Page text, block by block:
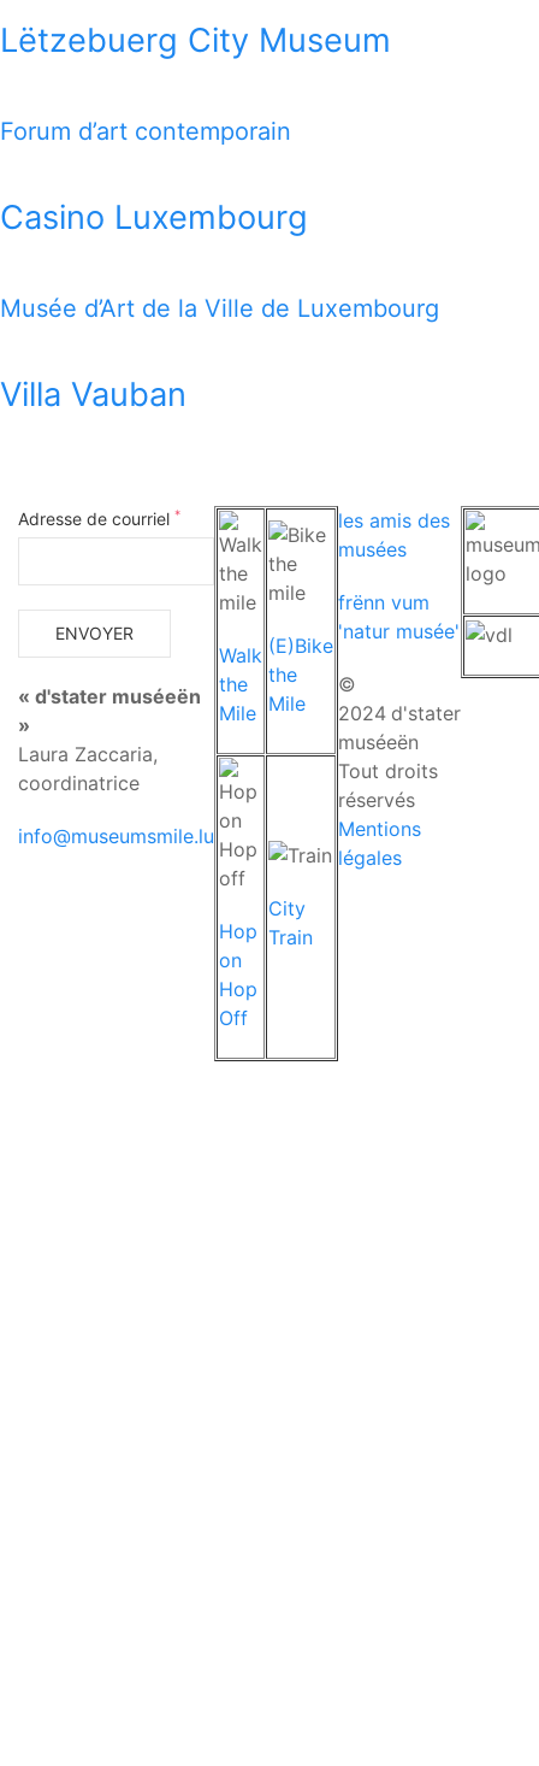
Lëtzebuerg City Museum
Forum d’art contemporain
Casino Luxembourg
Musée d’Art de la Ville de Luxembourg
Villa Vauban
Adresse de courriel *
« d'stater muséeën
»
Laura Zaccaria,
coordinatrice
info@museumsmile.lu
Walk
the
Mile
(E)Bike
the
Mile
Hop
on
Hop
Off
City
Train
les amis des
musées
frënn vum
'natur musée'
©
2024 d'stater
muséeën
Tout droits
réservés
Mentions
légales